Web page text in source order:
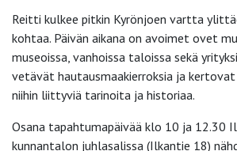
Reitti kulkee pitkin Kyrönjoen vartta
kohtaa. Päivän aikana on avoimet ovet
museoissa, vanhoissa taloissa sekä
vetävät hautausmaakierroksia ja
niihin liittyviä tarinoita ja historiaa.
Osana tapahtumapäivää klo 10 ja 12.30
kunnantalon juhlasalissa (Ilkantie 18)